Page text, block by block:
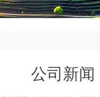
公司新闻